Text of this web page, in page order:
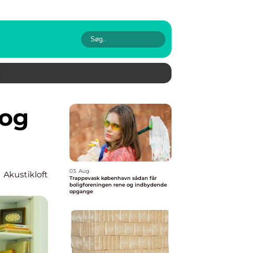
Akustikloft
03. Aug
Trappevask københavn sådan får
boligforeningen rene og indbydende
opgange